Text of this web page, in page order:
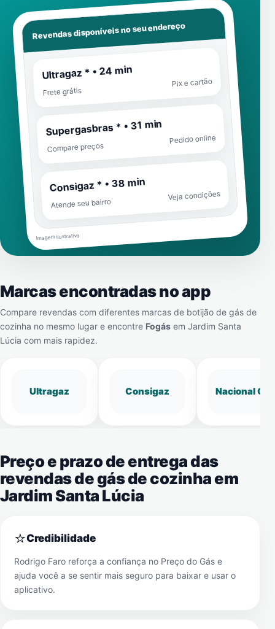
Revendas disponíveis no seu endereço
Ultragaz * • 24 min
Frete grátis
Pix e cartão
Supergasbras * • 31 min
Compare preços
Pedido online
Consigaz * • 38 min
Atende seu bairro
Veja condições
Imagem ilustrativa
Marcas encontradas no app
Compare revendas com diferentes marcas de botijão de gás de
cozinha no mesmo lugar e encontre Fogás em Jardim Santa
Lúcia com mais rapidez.
Ultragaz Consigaz Nacional Gás
Preço e prazo de entrega das
revendas de gás de cozinha em
Jardim Santa Lúcia
⭐Credibilidade
Rodrigo Faro reforça a confiança no Preço do Gás e
ajuda você a se sentir mais seguro para baixar e usar o
aplicativo.